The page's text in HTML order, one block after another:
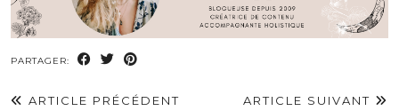
PARTAGER:
ARTICLE PRÉCÉDENT
ARTICLE SUIVANT